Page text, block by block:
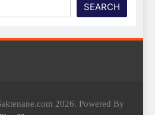
SEARCH
2026. Powered By